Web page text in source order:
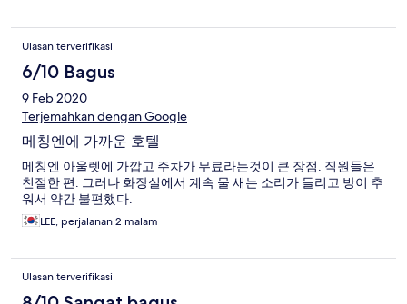
Ulasan terverifikasi
6/10 Bagus
9 Feb 2020
Terjemahkan dengan Google
메칭엔에 가까운 호텔
메칭엔 아울렛에 가깝고 주차가 무료라는것이 큰 장점. 직원들은
친절한 편. 그러나 화장실에서 계속 물 새는 소리가 들리고 방이 추
워서 약간 불편했다.
LEE, perjalanan 2 malam
Ulasan terverifikasi